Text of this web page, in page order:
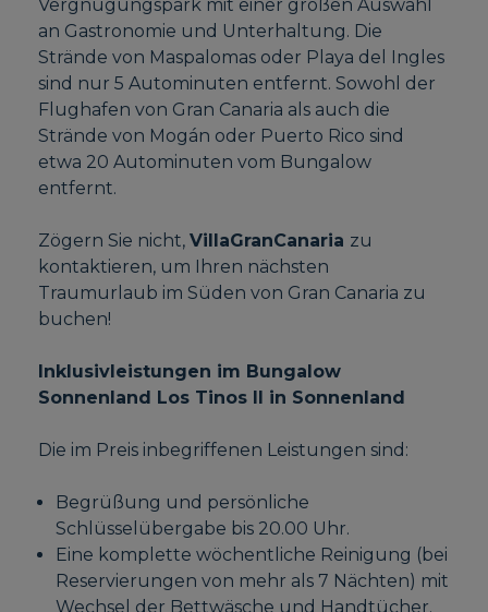
Vergnügungspark mit einer großen Auswahl
an Gastronomie und Unterhaltung. Die
Strände von Maspalomas oder Playa del Ingles
sind nur 5 Autominuten entfernt. Sowohl der
Flughafen von Gran Canaria als auch die
Strände von Mogán oder Puerto Rico sind
etwa 20 Autominuten vom Bungalow
entfernt.
Zögern Sie nicht,VillaGranCanaria zu
kontaktieren, um Ihren nächsten
Traumurlaub im Süden von Gran Canaria zu
buchen!
Inklusivleistungen im Bungalow
Sonnenland Los Tinos II in Sonnenland
Die im Preis inbegriffenen Leistungen sind:
Begrüßung und persönliche
Schlüsselübergabe bis 20.00 Uhr.
Eine komplette wöchentliche Reinigung (bei
Reservierungen von mehr als 7 Nächten) mit
Wechsel der Bettwäsche und Handtücher.